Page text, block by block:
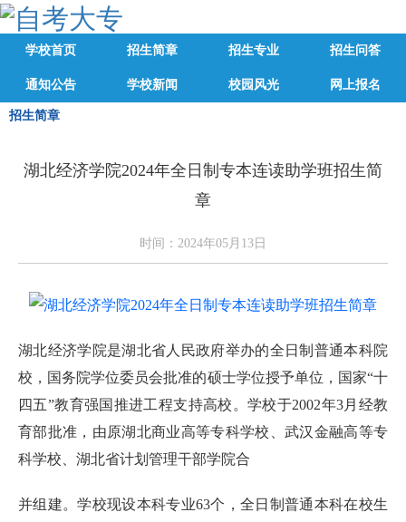
学校首页 招生简章 招生专业 招生问答
通知公告 学校新闻 校园风光 网上报名
招生简章
湖北经济学院2024年全日制专本连读助学班招生简
章
时间：2024年05月13日
湖北经济学院是湖北省人民政府举办的全日制普通本科院
校，国务院学位委员会批准的硕士学位授予单位，国家“十
四五”教育强国推进工程支持高校。学校于2002年3月经教
育部批准，由原湖北商业高等专科学校、武汉金融高等专
科学校、湖北省计划管理干部学院合
并组建。学校现设本科专业63个，全日制普通本科在校生